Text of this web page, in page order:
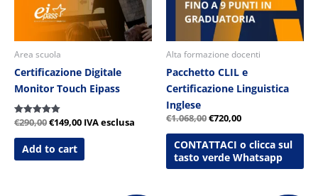
Area scuola
Certificazione Digitale
Monitor Touch Eipass
Valutato
su 5
€290,00€149,00 IVA esclusa
Add to cart
Alta formazione docenti
Pacchetto CLIL e
Certificazione Linguistica
Inglese
€1.068,00€720,00
CONTATTACI o clicca sul
tasto verde Whatsapp